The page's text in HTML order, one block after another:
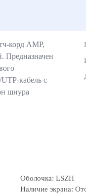
корд AMP,
Предназначен
кабель с
шнура
Оболочка: LSZH
Наличие экрана: